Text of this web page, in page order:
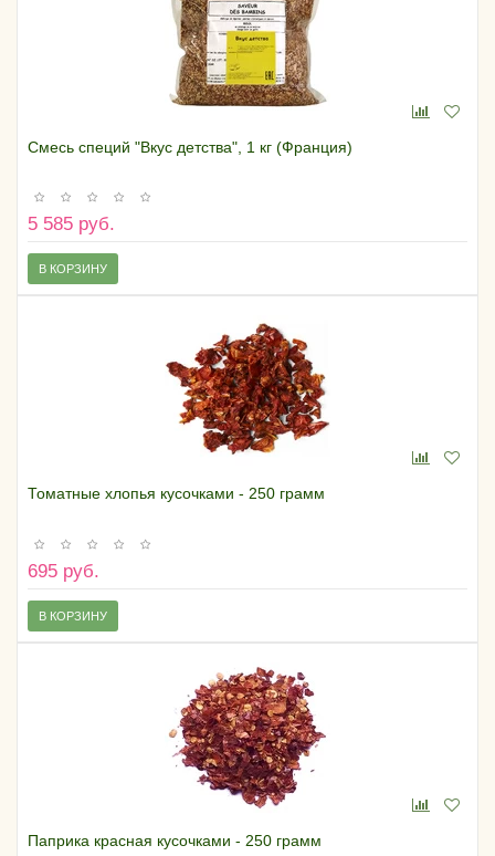
Смесь специй "Вкус детства", 1 кг (Франция)
5 585 руб.
В КОРЗИНУ
Томатные хлопья кусочками - 250 грамм
695 руб.
В КОРЗИНУ
Паприка красная кусочками - 250 грамм